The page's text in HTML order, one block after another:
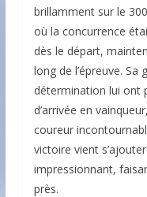
brillamment sur le
où la concurrence
dès le départ,
long de l’épreuve.
détermination lui ont
d’arrivée en
coureur
victoire vient
impressionnant,
près.